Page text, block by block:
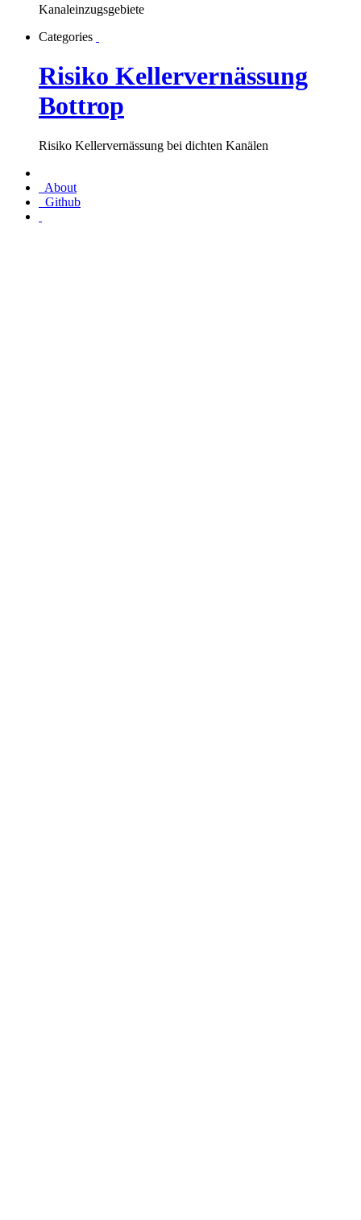
Kanaleinzugsgebiete
Categories
Risiko Kellervernässung
Bottrop
Risiko Kellervernässung bei dichten Kanälen
About
Github